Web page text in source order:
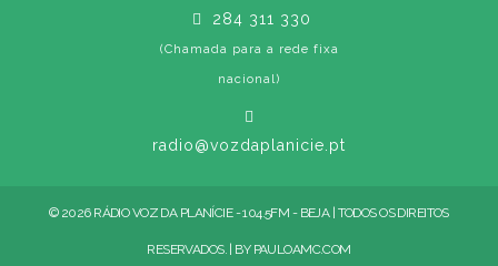
284 311 330
(Chamada para a rede fixa
nacional)
radio@vozdaplanicie.pt
© 2026 RÁDIO VOZ DA PLANÍCIE - 104.5FM - BEJA | TODOS OS DIREITOS
RESERVADOS. | BY PAULOAMC.COM